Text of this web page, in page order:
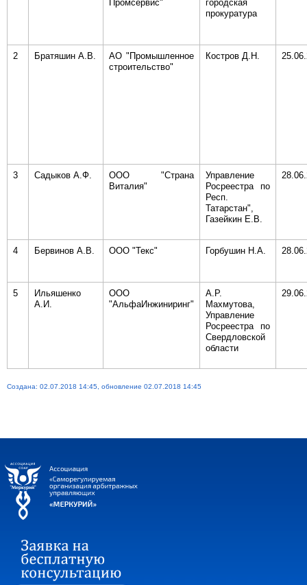
Промсервис"
городская
прокуратура
2 Братяшин А.В.
АО "Промышленное
строительство"
Костров Д.Н.
3 Садыков А.Ф.
ООО "Страна
Виталия"
Управление
Росреестра по
Респ.
Татарстан",
Газейкин Е.В.
4 Бервинов А.В. ООО "Текс" Горбушин Н.А.
5
Ильяшенко
А.И.
ООО
"АльфаИнжиниринг"
А.Р.
Махмутова,
Управление
Росреестра по
Свердловской
области
Создана: 02.07.2018 14:45, обновление 02.07.2018 14:45